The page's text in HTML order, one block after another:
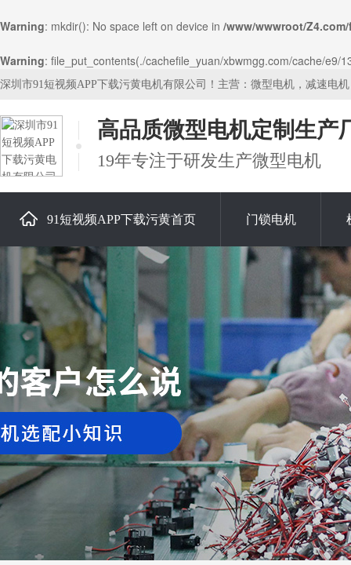
Warning: mkdir(): No space left on device in /www/wwwroot/
Warning: file_put_contents(./cachefile_yuan/xbwmgg.com/cache/
深圳市91短视频APP下载污黄电机有限公司！主营：微型电机，减速电
高品质微型电机定制生产
19年专注于研发生产微型电机
91短视频APP下载污黄首页 门锁电机
关于91短视频APP下载污黄